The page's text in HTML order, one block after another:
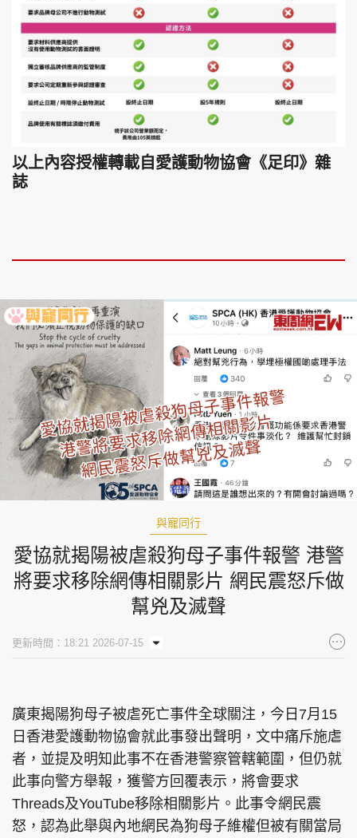
以上內容授權轉載自愛護動物協會《足印》雜
誌
與寵同行
愛協就揭陽被虐殺狗母子事件報警 港警
將要求移除網傳相關影片 網民震怒斥做
幫兇及滅聲
更新時間：18:21 2026-07-15
廣東揭陽狗母子被虐死亡事件全球關注，今日7月15
日香港愛護動物協會就此事發出聲明，文中痛斥施虐
者，並提及明知此事不在香港警察管轄範圍，但仍就
此事向警方舉報，獲警方回覆表示，將會要求
Threads及YouTube移除相關影片。此事令網民震
怒，認為此舉與內地網民為狗母子維權但被有關當局